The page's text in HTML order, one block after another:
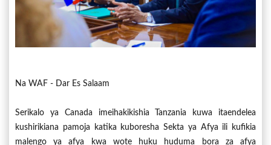
Na WAF - Dar Es Salaam
Serikalo ya Canada imeihakikishia Tanzania kuwa itaendelea
kushirikiana pamoja katika kuboresha Sekta ya Afya ili kufikia
malengo ya afya kwa wote huku huduma bora za afya